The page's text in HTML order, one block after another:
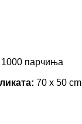
парчиња
70 x 50 cm